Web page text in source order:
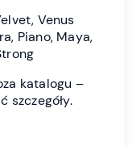
Venus
Piano, Maya,
katalogu –
szczegóły.